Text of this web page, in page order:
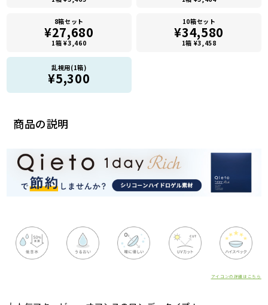
商品の説明
アイコンの詳細はこちら
8箱セット
¥27,680
1箱 ¥3,460
10箱セット
¥34,580
1箱 ¥3,458
乱視用(1箱)
¥5,300